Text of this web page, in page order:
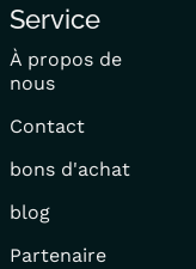
Service
À propos de
nous
Contact
bons d'achat
blog
Partenaire